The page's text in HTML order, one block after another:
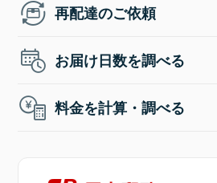
再配達のご依頼
お届け日数を調べる
料金を計算・調べる